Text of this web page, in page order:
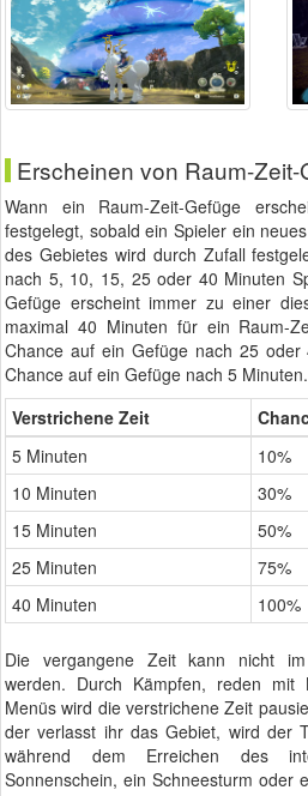
Erscheinen von Raum-Zeit-
Wann ein Raum-Zeit-Gefüge
festgelegt, sobald ein Spieler ein
des Gebietes wird durch Zufall
nach 5, 10, 15, 25 oder 40 Minuten
Gefüge erscheint immer zu einer
maximal 40 Minuten für ein Raum-
Chance auf ein Gefüge nach 25
Chance auf ein Gefüge nach 5 Minuten.
Verstrichene Zeit
5 Minuten
10%
10 Minuten
30%
15 Minuten
50%
25 Minuten
75%
40 Minuten
100%
Die vergangene Zeit kann nicht
werden. Durch Kämpfen, reden
Menüs wird die verstrichene Zeit
der verlasst ihr das Gebiet, wird der
während dem Erreichen des
Sonnenschein, ein Schneesturm oder